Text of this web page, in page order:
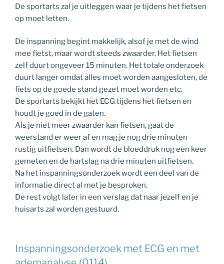
De sportarts zal je uitleggen waar je tijdens het fietsen
op moet letten.
De inspanning begint makkelijk, alsof je met de wind
mee fietst, maar wordt steeds zwaarder. Het fietsen
zelf duurt ongeveer 15 minuten. Het totale onderzoek
duurt langer omdat alles moet worden aangesloten, de
fiets op de goede stand gezet moet worden etc.
De sportarts bekijkt het ECG tijdens het fietsen en
houdt je goed in de gaten.
Als je niet meer zwaarder kan fietsen, gaat de
weerstand er weer af en mag je nog drie minuten
rustig uitfietsen. Dan wordt de bloeddruk nog een keer
gemeten en de hartslag na drie minuten uitfietsen.
Na het inspanningsonderzoek wordt een deel van de
informatie direct al met je besproken.
De rest volgt later in een verslag dat naar jezelf en je
huisarts zal worden gestuurd.
Inspanningsonderzoek met ECG en met